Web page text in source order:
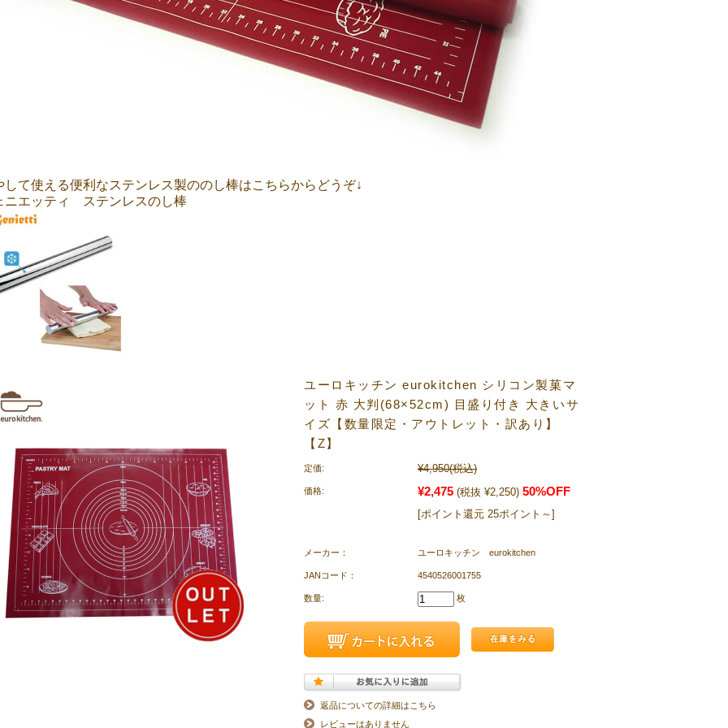
して使える便利なステンレス製ののし棒はこちらからどうぞ↓
ニエッティ ステンレスのし棒
ユーロキッチン eurokitchen シリコン製菓マ
ット 赤 大判(68×52cm) 目盛り付き 大きいサ
イズ【数量限定・アウトレット・訳あり】
【Z】
定価: ¥4,950(税込)
価格: ¥2,475 (税抜 ¥2,250) 50%OFF
[ポイント還元 25ポイント～]
メーカー： ユーロキッチン eurokitchen
JANコード： 4540526001755
数量: 枚
返品についての詳細はこちら
レビューはありません